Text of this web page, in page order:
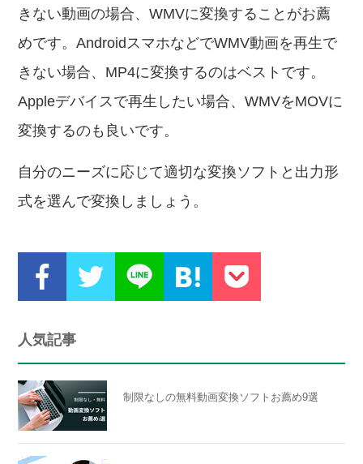
きない動画の場合、WMVに変換することがお薦
めです。AndroidスマホなどでWMV動画を再生で
きない場合、MP4に変換するのはベストです。
Appleデバイスで再生したい場合、WMVをMOVに
変換するのも良いです。
自分のニーズに応じて適切な変換ソフトと出力形
式を選んで変換しましょう。
人気記事
制限なしの無料動画変換ソフトお薦め9選